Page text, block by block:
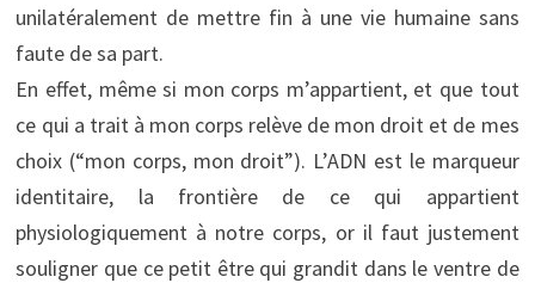
unilatéralement de mettre fin à une vie humaine sans
faute de sa part.
En effet, même si mon corps m’appartient, et que tout
ce qui a trait à mon corps relève de mon droit et de mes
choix (“mon corps, mon droit”). L’ADN est le marqueur
identitaire, la frontière de ce qui appartient
physiologiquement à notre corps, or il faut justement
souligner que ce petit être qui grandit dans le ventre de